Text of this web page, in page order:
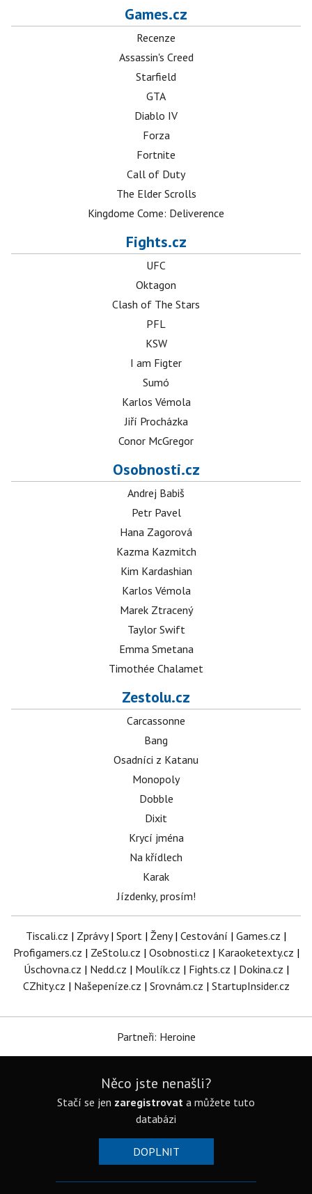
Games.cz
Recenze
Assassin's Creed
Starfield
GTA
Diablo IV
Forza
Fortnite
Call of Duty
The Elder Scrolls
Kingdome Come: Deliverence
Fights.cz
UFC
Oktagon
Clash of The Stars
PFL
KSW
I am Figter
Sumó
Karlos Vémola
Jiří Procházka
Conor McGregor
Osobnosti.cz
Andrej Babiš
Petr Pavel
Hana Zagorová
Kazma Kazmitch
Kim Kardashian
Karlos Vémola
Marek Ztracený
Taylor Swift
Emma Smetana
Timothée Chalamet
Zestolu.cz
Carcassonne
Bang
Osadníci z Katanu
Monopoly
Dobble
Dixit
Krycí jména
Na křídlech
Karak
Jízdenky, prosím!
Tiscali.cz | Zprávy| Sport | Ženy| Cestování | Games.cz |
Profigamers.cz | ZeStolu.cz | Osobnosti.cz | Karaoketexty.cz |
Úschovna.cz | Nedd.cz | Moulík.cz | Fights.cz | Dokina.cz |
CZhity.cz | Našepeníze.cz | Srovnám.cz | StartupInsider.cz
Partneři: Heroine
Něco jste nenašli?
Stačí se jen zaregistrovat a můžete tuto
databázi
DOPLNIT